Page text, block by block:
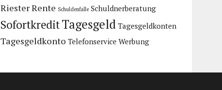
Riester Rente Schuldenfalle Schuldnerberatung
SofortkreditTagesgeld Tagesgeldkonten
Tagesgeldkonto Telefonservice Werbung